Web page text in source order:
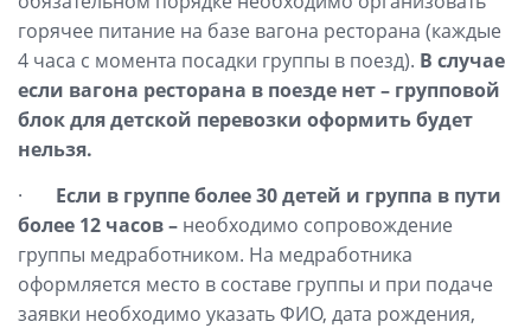
горячее питание на базе вагона ресторана (каждые
4 часа с момента посадки группы в поезд). В случае
если вагона ресторана в поезде нет – групповой
блок для детской перевозки оформить будет
нельзя.
· Если в группе более 30 детей и группа в пути
более 12 часов – необходимо сопровождение
группы медработником. На медработника
оформляется место в составе группы и при подаче
заявки необходимо указать ФИО, дата рождения,